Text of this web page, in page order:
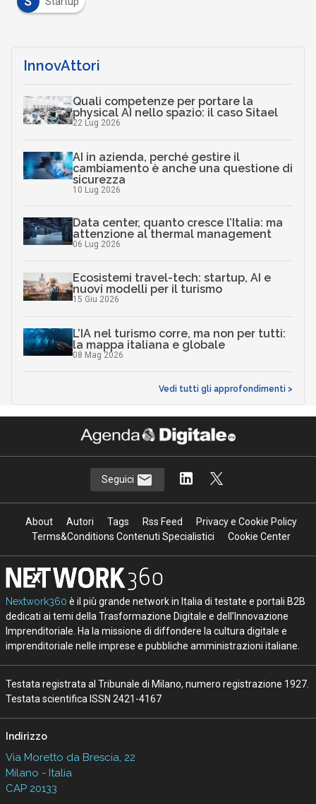
InnovAttori
Quali competenze per portare la
physical AI nello spazio: il caso Sitael
22 Lug 2026
AI in azienda, perché gestire il
cambiamento è anche una questione di
sicurezza
10 Lug 2026
Data center, quanto cresce l’Italia: ma
attenzione al thermal management
06 Lug 2026
Ecosistemi travel-tech: startup, AI e
nuovi modelli per il turismo
15 Giu 2026
L’IA nel turismo corre, ma non per tutti:
la mappa italiana e globale
08 Mag 2026
Vedi tutti gli approfondimenti >
Seguici
About Autori Tags Rss Feed
Privacy e Cookie Policy
Terms&Conditions Contenuti Specialistici
Cookie Center
Nextwork360 è il più grande network in Italia di testate e portali B2B
dedicati ai temi della Trasformazione Digitale e dell’Innovazione
Imprenditoriale. Ha la missione di diffondere la cultura digitale e
imprenditoriale nelle imprese e pubbliche amministrazioni italiane.
Testata registrata al Tribunale di Milano, numero registrazione 1927.
Testata scientifica ISSN 2421-4167
Indirizzo
Via Moretto da Brescia, 22
Milano - Italia
CAP 20133